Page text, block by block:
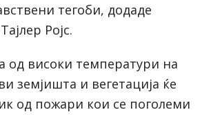
тегоби, додаде
Ројс.
од високи температури на
земјишта и вегетација ќе
од пожари кои се поголеми